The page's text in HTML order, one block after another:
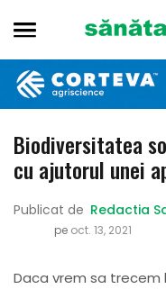
Biodiversitatea
cu ajutorul unei
Publicat de Redactia
pe oct. 13, 2021
Daca vrem sa trecem